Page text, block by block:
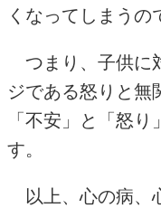
くなってしまうの
つまり、子供に
ジである怒りと無
「不安」と「怒
す。
以上、心の病、